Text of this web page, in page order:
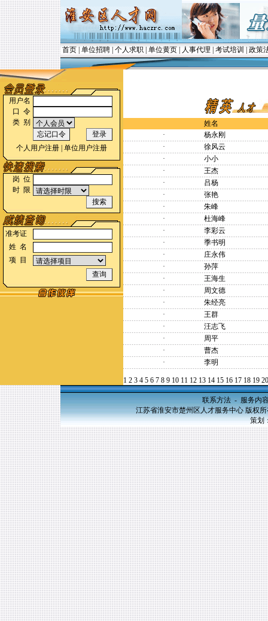
首页 单位招聘 个人求职 单位黄页 人事代理 考试培训 政策
用户名
口 令
类 别
个人用户注册 单位用户注册
岗 位
时 限
准考证
姓 名
项 目
姓名
·
杨永刚
·
徐风云
·
小小
·
王杰
·
吕杨
·
张艳
·
朱峰
·
杜海峰
·
李彩云
·
季书明
·
庄永伟
·
孙萍
·
王海生
·
周文德
·
朱经亮
·
王群
·
汪志飞
·
周平
·
曹杰
·
李明
1 2 3 4 5 6 7 8 9 10 11 12 13 14 15 16 17 18 19 20
联系方法- 服务内
江苏省淮安市楚州区人才服务中心 版权
策划